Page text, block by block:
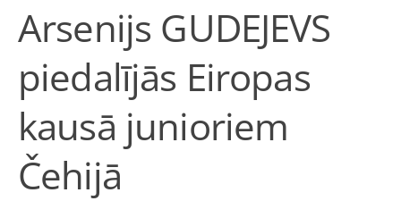
Arsenijs GUDEJEVS
piedalījās Eiropas
kausā junioriem
Čehijā